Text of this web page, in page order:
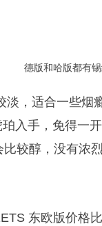
德版和哈版都有
淡，适合一些烟
入手，免得一
较醇，没有浓
东欧版价格